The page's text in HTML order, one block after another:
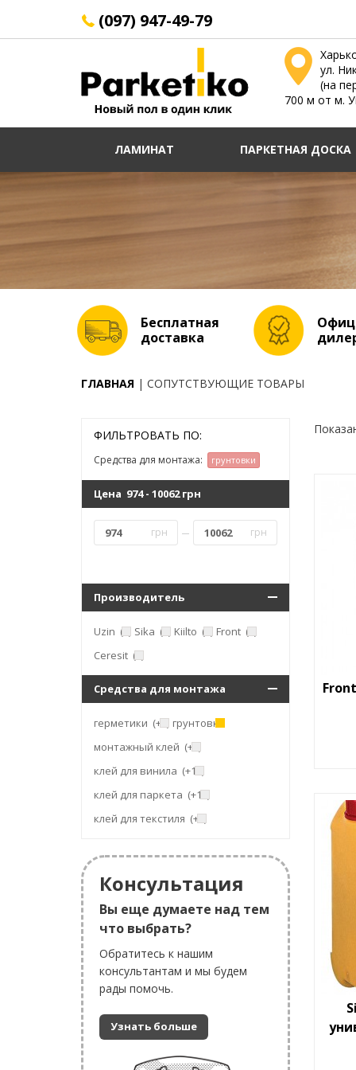
(097) 947-49-79
ул.
(на
700 м от м.
ЛАМИНАТ ПАРКЕТНАЯ ДОСКА
Бесплатная
доставка
ГЛАВНАЯ СОПУТСТВУЮЩИЕ ТОВАРЫ
ФИЛЬТРОВАТЬ ПО:
Средства для монтажа: грунтовки
Цена 974- 10062грн
грн грн
Производитель
Uzin (4) Sika (1) Kiilto (2) Front (1)
Ceresit (1)
Средства для монтажа
герметики (+6) грунтовки
монтажный клей (+6)
клей для винила (+10)
клей для паркета (+13)
клей для текстиля (+5)
Консультация
Вы еще думаете над тем
что выбрать?
Обратитесь к нашим
консультантам и мы будем
рады помочь.
Узнать больше